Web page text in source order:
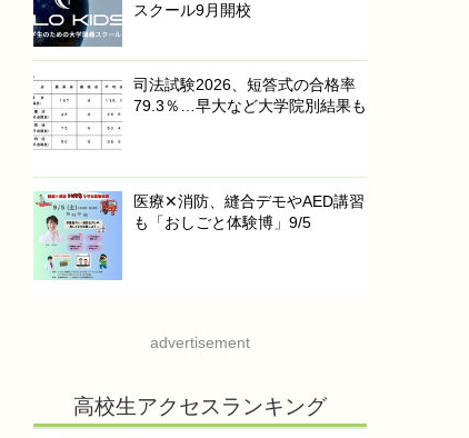
スクール9月開校
司法試験2026、短答式の合格率
79.3％…早大など大学院別結果も
医療✕消防、縫合デモやAED講習
も「おしごと体験博」9/5
advertisement
高校生アクセスランキング